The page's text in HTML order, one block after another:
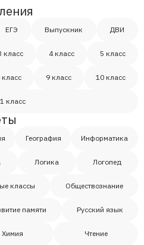
ЕГЭ Выпускник ДВИ
класс 4 класс 5 класс
класс 9 класс 10 класс
класс
География Информатика
Логика Логопед
классы Обществознание
памяти Русский язык
Химия Чтение